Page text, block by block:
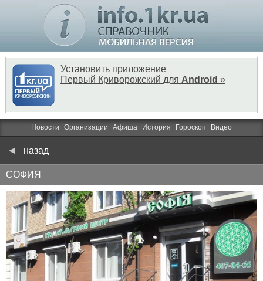
Установить приложение
Первый Криворожский для Android »
Новости Организации Афиша История Гороскоп Видео
назад
СОФИЯ